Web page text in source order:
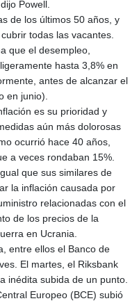
Powell.
de los últimos 50 años, y
todas las vacantes.
que el desempleo,
hasta 3,8% en
antes de alcanzar el
en junio).
es su prioridad y
aún más dolorosas
ocurrió hace 40 años,
a veces rondaban 15%.
que sus similares de
la inflación causada por
relacionadas con el
de los precios de la
en Ucrania.
entre ellos el Banco de
El martes, el Riksbank
inédita subida de un punto.
Europeo (BCE) subió